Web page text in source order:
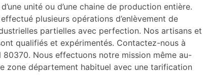
unité ou d’une chaine de production entière.
plusieurs opérations d’enlèvement de
partielles avec perfection. Nos artisans et
qualifiés et expérimentés. Contactez-nous à
80370. Nous effectuons notre mission même au-
zone département habituel avec une tarification